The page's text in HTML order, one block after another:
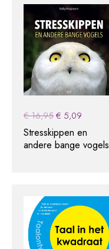
€16,95Original
was:
€ 16,95.
€ 5,09
is:
€ 5,09.
Stresskippen en
andere bange vogels